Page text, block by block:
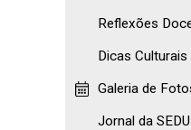
Reflexões
Dicas Culturais
Galeria de
Jornal da